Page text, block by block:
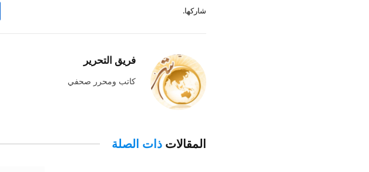
شاركها.
فريق التحرير
كاتب ومحرر صحفي
المقالاتذات الصلة